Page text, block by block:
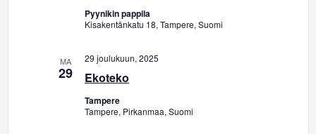
Pyynikin pappila
Kisakentänkatu 18, Tampere, Suomi
MA
29 Ekoteko
29 joulukuun, 2025
Tampere
Tampere, Pirkanmaa, Suomi